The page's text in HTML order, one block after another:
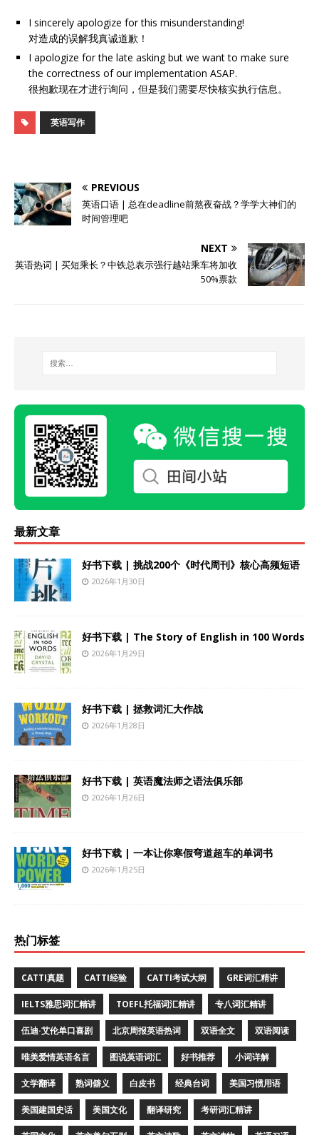
I sincerely apologize for this misunderstanding!
对造成的误解我真诚道歉！
I apologize for the late asking but we want to make sure
the correctness of our implementation ASAP.
很抱歉现在才进行询问，但是我们需要尽快核实执行信息。
英语写作
PREVIOUS
英语口语 | 总在deadline前熬夜奋战？学学大神们的
时间管理吧
NEXT
英语热词 | 买短乘长？中铁总表示强行越站乘车将加收
50%票款
最新文章
好书下载 | 挑战200个《时代周刊》核心高频短语
2026年1月30日
好书下载 | The Story of English in 100 Words
2026年1月29日
好书下载 | 拯救词汇大作战
2026年1月28日
好书下载 | 英语魔法师之语法俱乐部
2026年1月26日
好书下载 | 一本让你寒假弯道超车的单词书
2026年1月25日
热门标签
CATTI真题 CATTI经验 CATTI考试大纲 GRE词汇精讲
IELTS雅思词汇精讲 TOEFL托福词汇精讲 专八词汇精讲
伍迪·艾伦单口喜剧 北京周报英语热词 双语全文 双语阅读
唯美爱情英语名言 图说英语词汇 好书推荐 小词详解
文学翻译 熟词僻义 白皮书 经典台词 美国习惯用语
美国建国史话 美国文化 翻译研究 考研词汇精讲